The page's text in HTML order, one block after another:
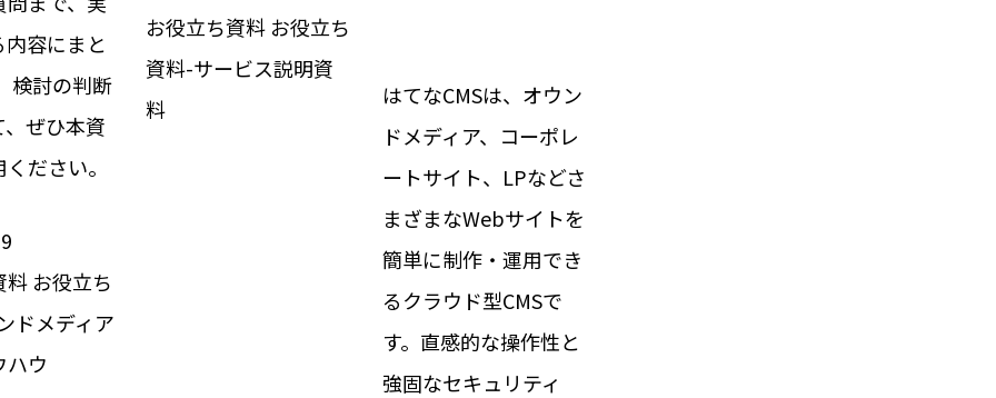
容にまと
検討の判断
ぜひ本資
ださい。
料 お役立ち
ドメディア
ハウ
お役立ち資料 お役立ち
資料-サービス説明資
料
はてなCMSは、オウン
ドメディア、コーポレ
ートサイト、LPなどさ
まざまなWebサイトを
簡単に制作・運用でき
るクラウド型CMSで
す。直感的な操作性と
強固なセキュリティ